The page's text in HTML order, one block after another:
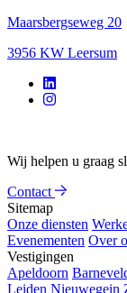
Maarsbergseweg 20
3956 KW Leersum
Wij helpen u graag
Contact
Sitemap
Onze diensten
Evenementen Over
Vestigingen
Apeldoorn
Leiden Nieuwegein